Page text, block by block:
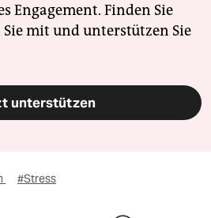
Engagement. Finden Sie
Sie mit und unterstützen Sie
unterstützen
#Stress